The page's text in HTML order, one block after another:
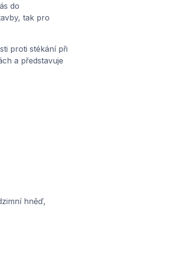
do
tak pro
proti stékání při
a představuje
hněď,